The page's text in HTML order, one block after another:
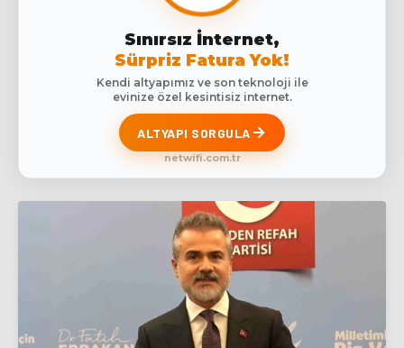
Sınırsız İnternet,
Sürpriz Fatura Yok!
Kendi altyapımız ve son teknoloji ile
evinize özel kesintisiz internet.
ALTYAPI SORGULA
netwifi.com.tr